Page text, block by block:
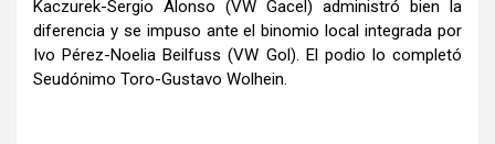
Kaczurek-Sergio Alonso (VW Gacel) administró bien la
diferencia y se impuso ante el binomio local integrada por
Ivo Pérez-Noelia Beilfuss (VW Gol). El podio lo completó
Seudónimo Toro-Gustavo Wolhein.